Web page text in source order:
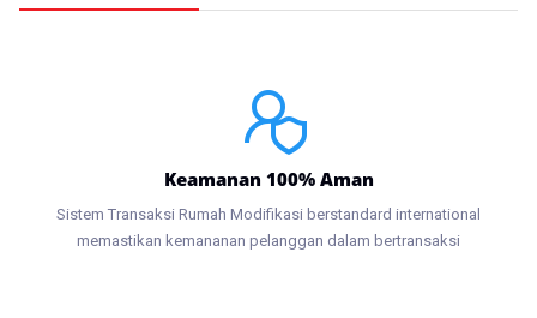
Keamanan 100% Aman
Sistem Transaksi Rumah Modifikasi berstandard international
memastikan kemananan pelanggan dalam bertransaksi